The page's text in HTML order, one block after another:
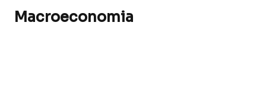
Macroeconomia